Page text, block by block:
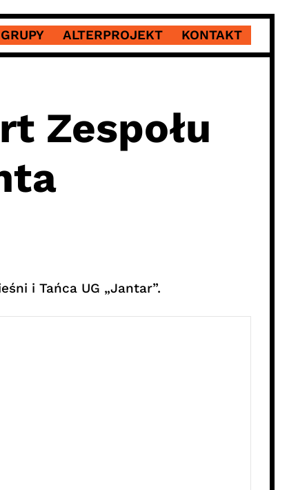
GRUPY ALTERPROJEKT KONTAKT
Zespołu
i Tańca UG „Jantar”.